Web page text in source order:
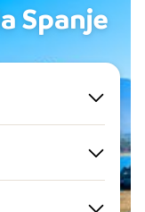
Spanje